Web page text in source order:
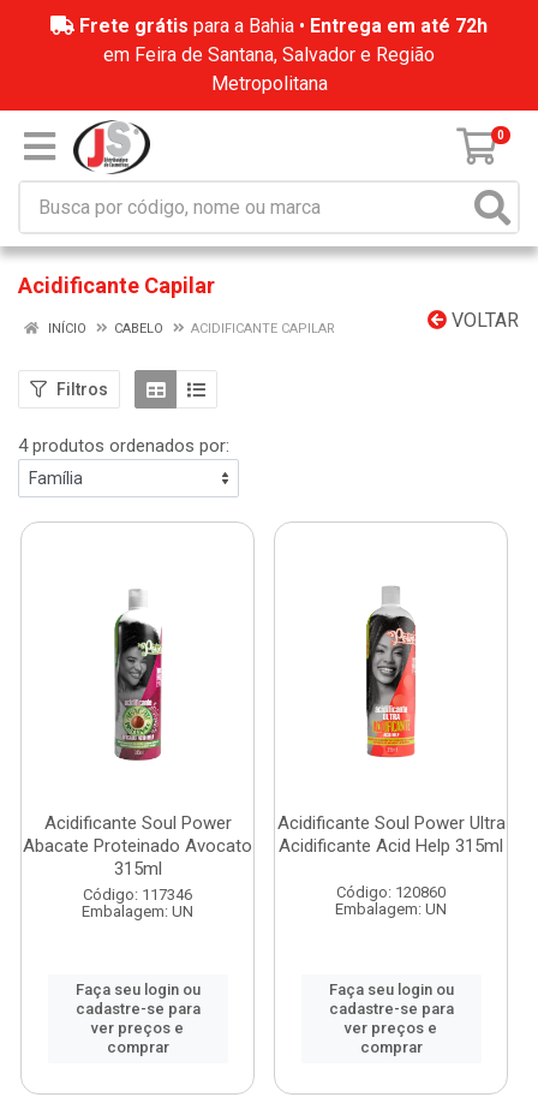
Frete grátis para a Bahia • Entrega em até 72h
em Feira de Santana, Salvador e Região
Metropolitana
0
Acidificante Capilar
VOLTAR
INÍCIO CABELO ACIDIFICANTE CAPILAR
Filtros
4 produtos ordenados por:
Acidificante Soul Power
Abacate Proteinado Avocato
315ml
Código: 117346
Embalagem: UN
Faça seu login ou
cadastre-se para
ver preços e
comprar
Acidificante Soul Power Ultra
Acidificante Acid Help 315ml
Código: 120860
Embalagem: UN
Faça seu login ou
cadastre-se para
ver preços e
comprar